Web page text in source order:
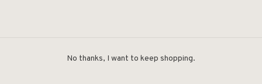
No thanks, I want to keep shopping.